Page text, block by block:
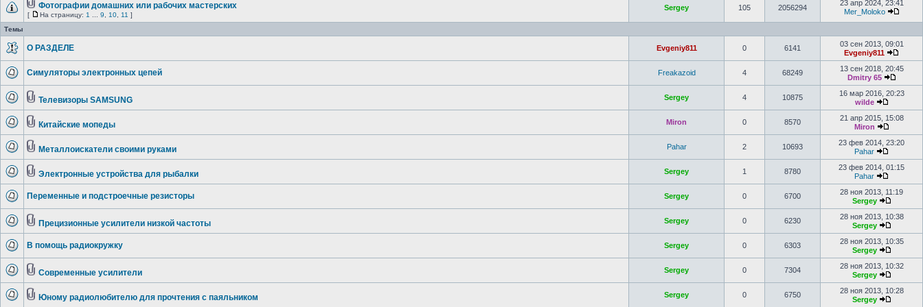
Фотографии домашних или рабочих мастерских
[ На страницу: 1 9 10 11 ]
Sergey 105 2056294
23 апр 2024, 23:41
Mer_Moloko
Темы
О РАЗДЕЛЕ Evgeniy811 0 6141
03 сен 2013, 09:01
Evgeniy811
Симуляторы электронных цепей Freakazoid 4 68249
13 сен 2018, 20:45
Dmitry 65
Телевизоры SAMSUNG Sergey 4 10875
16 мар 2016, 20:23
wilde
Китайские мопеды Miron 0 8570
21 апр 2015, 15:08
Miron
Металлоискатели своими руками Pahar 2 10693
23 фев 2014, 23:20
Pahar
Электронные устройства для рыбалки Sergey 1 8780
23 фев 2014, 01:15
Pahar
Переменные и подстроечные резисторы Sergey 0 6700
28 ноя 2013, 11:19
Sergey
Прецизионные усилители низкой частоты Sergey 0 6230
28 ноя 2013, 10:38
Sergey
В помощь радиокружку Sergey 0 6303
28 ноя 2013, 10:35
Sergey
Современные усилители Sergey 0 7304
28 ноя 2013, 10:32
Sergey
Юному радиолюбителю для прочтения с паяльником Sergey 0 6750
28 ноя 2013, 10:28
Sergey